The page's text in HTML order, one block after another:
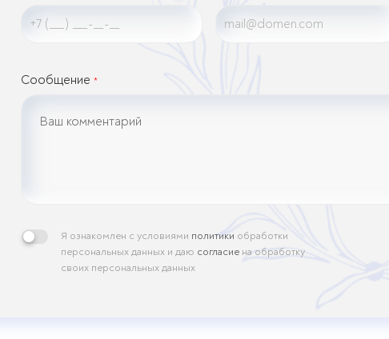
Сообщение *
Я ознакомлен с условиями политики обработки
персональных данных и даю согласие на обработку
своих персональных данных